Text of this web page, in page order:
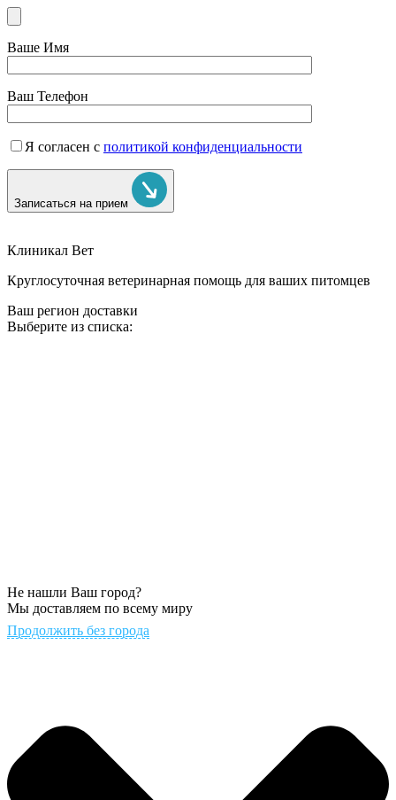
Ваше Имя
Ваш Телефон
Я согласен с политикой конфиденциальности
Записаться на прием
Клиникал Вет
Круглосуточная ветеринарная помощь для ваших питомцев
Ваш регион доставки
Выберите из списка:
Не нашли Ваш город?
Мы доставляем по всему миру
Продолжить без города